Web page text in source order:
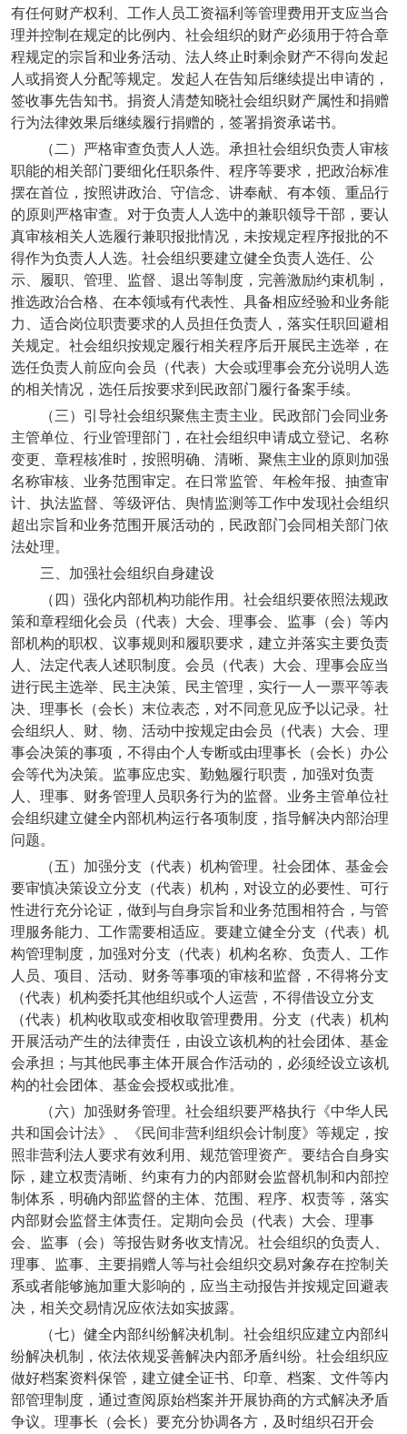
有任何财产权利、工作人员工资福利等管理费用开支应当合
理并控制在规定的比例内、社会组织的财产必须用于符合章
程规定的宗旨和业务活动、法人终止时剩余财产不得向发起
人或捐资人分配等规定。发起人在告知后继续提出申请的，
签收事先告知书。捐资人清楚知晓社会组织财产属性和捐赠
行为法律效果后继续履行捐赠的，签署捐资承诺书。
（二）严格审查负责人人选。承担社会组织负责人审核
职能的相关部门要细化任职条件、程序等要求，把政治标准
摆在首位，按照讲政治、守信念、讲奉献、有本领、重品行
的原则严格审查。对于负责人人选中的兼职领导干部，要认
真审核相关人选履行兼职报批情况，未按规定程序报批的不
得作为负责人人选。社会组织要建立健全负责人选任、公
示、履职、管理、监督、退出等制度，完善激励约束机制，
推选政治合格、在本领域有代表性、具备相应经验和业务能
力、适合岗位职责要求的人员担任负责人，落实任职回避相
关规定。社会组织按规定履行相关程序后开展民主选举，在
选任负责人前应向会员（代表）大会或理事会充分说明人选
的相关情况，选任后按要求到民政部门履行备案手续。
（三）引导社会组织聚焦主责主业。民政部门会同业务
主管单位、行业管理部门，在社会组织申请成立登记、名称
变更、章程核准时，按照明确、清晰、聚焦主业的原则加强
名称审核、业务范围审定。在日常监管、年检年报、抽查审
计、执法监督、等级评估、舆情监测等工作中发现社会组织
超出宗旨和业务范围开展活动的，民政部门会同相关部门依
法处理。
三、加强社会组织自身建设
（四）强化内部机构功能作用。社会组织要依照法规政
策和章程细化会员（代表）大会、理事会、监事（会）等内
部机构的职权、议事规则和履职要求，建立并落实主要负责
人、法定代表人述职制度。会员（代表）大会、理事会应当
进行民主选举、民主决策、民主管理，实行一人一票平等表
决、理事长（会长）末位表态，对不同意见应予以记录。社
会组织人、财、物、活动中按规定由会员（代表）大会、理
事会决策的事项，不得由个人专断或由理事长（会长）办公
会等代为决策。监事应忠实、勤勉履行职责，加强对负责
人、理事、财务管理人员职务行为的监督。业务主管单位社
会组织建立健全内部机构运行各项制度，指导解决内部治理
问题。
（五）加强分支（代表）机构管理。社会团体、基金会
要审慎决策设立分支（代表）机构，对设立的必要性、可行
性进行充分论证，做到与自身宗旨和业务范围相符合，与管
理服务能力、工作需要相适应。要建立健全分支（代表）机
构管理制度，加强对分支（代表）机构名称、负责人、工作
人员、项目、活动、财务等事项的审核和监督，不得将分支
（代表）机构委托其他组织或个人运营，不得借设立分支
（代表）机构收取或变相收取管理费用。分支（代表）机构
开展活动产生的法律责任，由设立该机构的社会团体、基金
会承担；与其他民事主体开展合作活动的，必须经设立该机
构的社会团体、基金会授权或批准。
（六）加强财务管理。社会组织要严格执行《中华人民
共和国会计法》、《民间非营利组织会计制度》等规定，按
照非营利法人要求有效利用、规范管理资产。要结合自身实
际，建立权责清晰、约束有力的内部财会监督机制和内部控
制体系，明确内部监督的主体、范围、程序、权责等，落实
内部财会监督主体责任。定期向会员（代表）大会、理事
会、监事（会）等报告财务收支情况。社会组织的负责人、
理事、监事、主要捐赠人等与社会组织交易对象存在控制关
系或者能够施加重大影响的，应当主动报告并按规定回避表
决，相关交易情况应依法如实披露。
（七）健全内部纠纷解决机制。社会组织应建立内部纠
纷解决机制，依法依规妥善解决内部矛盾纠纷。社会组织应
做好档案资料保管，建立健全证书、印章、档案、文件等内
部管理制度，通过查阅原始档案并开展协商的方式解决矛盾
争议。理事长（会长）要充分协调各方，及时组织召开会